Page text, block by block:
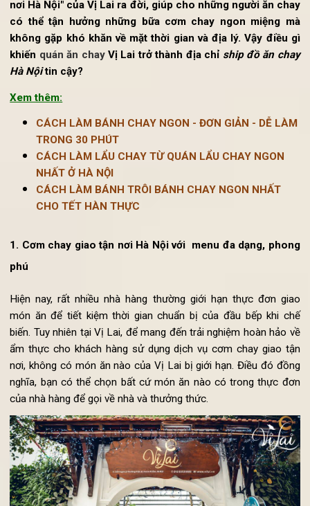
người. Để giải quyết vấn đề này, “dịch vụ cơm chay giao
nơi Hà Nội" của Vị Lai ra đời, giúp cho những người ăn
có thể tận hưởng những bữa cơm chay ngon miệng
không gặp khó khăn về mặt thời gian và địa lý. Vậy điều
Hà Nộitin cậy?
Xem thêm:
CÁCH LÀM BÁNH CHAY NGON - ĐƠN GIẢN - DỄ
TRONG 30 PHÚT
CÁCH LÀM LẨU CHAY TỪ QUÁN LẨU CHAY NGON
NHẤT Ở HÀ NỘI
CHO TẾT HÀN THỰC
phú
Hiện nay, rất nhiều nhà hàng thường giới hạn thực đơn
món ăn để tiết kiệm thời gian chuẩn bị của đầu bếp khi
biến. Tuy nhiên tại Vị Lai, để mang đến trải nghiệm hoàn hảo
ẩm thực cho khách hàng sử dụng dịch vụ cơm chay giao
nơi, không có món ăn nào của Vị Lai bị giới hạn. Điều đó
nghĩa, bạn có thể chọn bất cứ món ăn nào có trong thực
của nhà hàng để gọi về nhà và thưởng thức.